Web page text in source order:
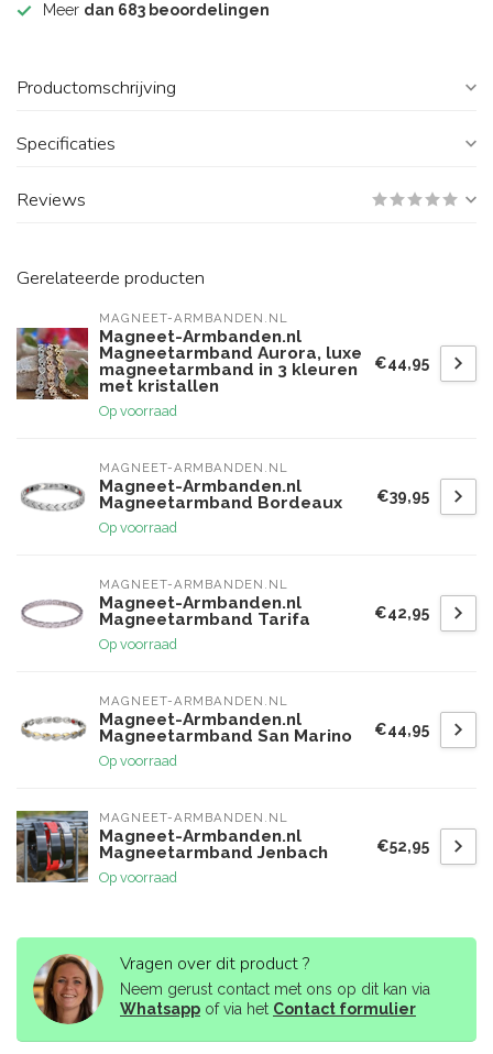
Meer dan 683 beoordelingen
Productomschrijving
Specificaties
Reviews
Gerelateerde producten
MAGNEET-ARMBANDEN.NL
Magneet-Armbanden.nl
Magneetarmband Aurora, luxe
magneetarmband in 3 kleuren
met kristallen
Op voorraad
€44,95
MAGNEET-ARMBANDEN.NL
Magneet-Armbanden.nl
Magneetarmband Bordeaux
Op voorraad
€39,95
MAGNEET-ARMBANDEN.NL
Magneet-Armbanden.nl
Magneetarmband Tarifa
Op voorraad
€42,95
MAGNEET-ARMBANDEN.NL
Magneet-Armbanden.nl
Magneetarmband San Marino
Op voorraad
€44,95
MAGNEET-ARMBANDEN.NL
Magneet-Armbanden.nl
Magneetarmband Jenbach
Op voorraad
€52,95
Vragen over dit product ?
Neem gerust contact met ons op dit kan via
Whatsapp of via het Contact formulier